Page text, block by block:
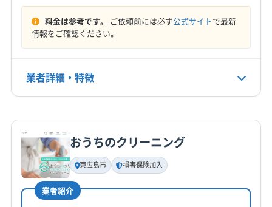
営業時間
9:00〜18:00
公式HP
公式サイトを見る
料金は参考です。 ご依頼前には必ず公式サイトで最新
情報をご確認ください。
業者詳細・特徴
基本情報
代表者名
非公開
所在地
おうちのクリーニング
東広島市 損害保険加入
業者紹介